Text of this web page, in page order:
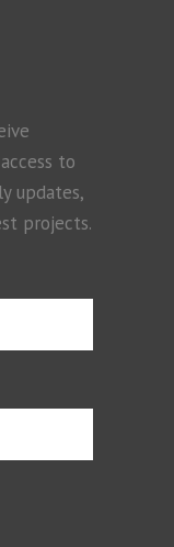
to
updates,
projects.